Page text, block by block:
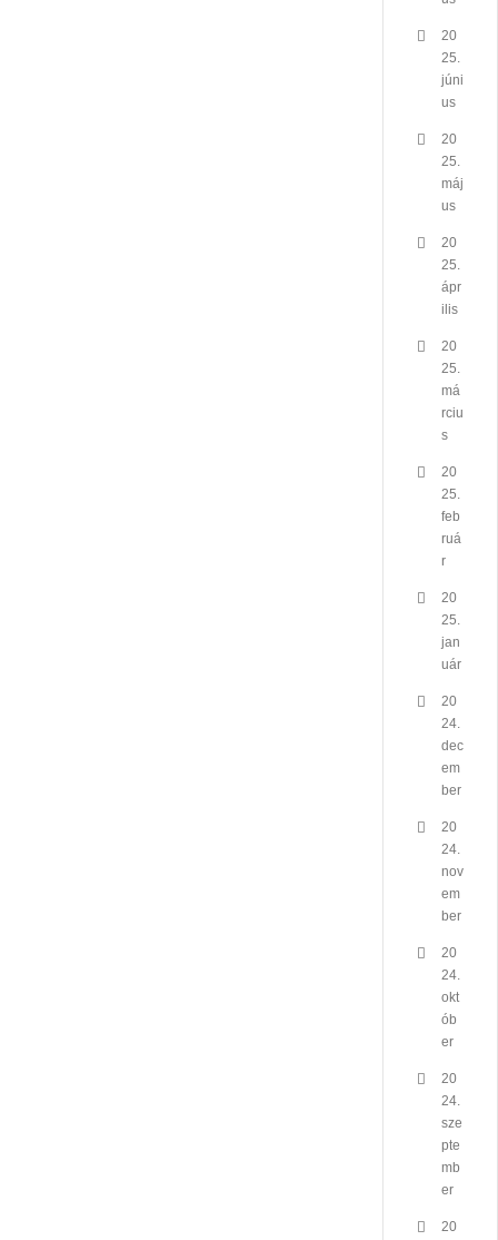
20
25.
júni
us
20
25.
máj
us
20
25.
ápr
ilis
20
25.
má
rciu
s
20
25.
feb
ruá
r
20
25.
jan
uár
20
24.
dec
em
ber
20
24.
nov
em
ber
20
24.
okt
ób
er
20
24.
sze
pte
mb
er
20